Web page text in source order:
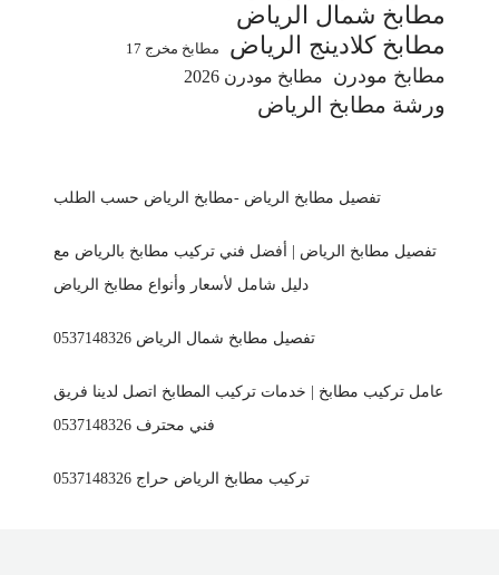
مطابخ شمال الرياض
مطابخ كلادينج الرياض
مطابخ مخرج 17
مطابخ مودرن مطابخ مودرن 2026
ورشة مطابخ الرياض
تفصيل مطابخ الرياض -مطابخ الرياض حسب الطلب
تفصيل مطابخ الرياض | أفضل فني تركيب مطابخ بالرياض مع
دليل شامل لأسعار وأنواع مطابخ الرياض
تفصيل مطابخ شمال الرياض 0537148326
عامل تركيب مطابخ | خدمات تركيب المطابخ اتصل لدينا فريق
فني محترف 0537148326
تركيب مطابخ الرياض حراج 0537148326